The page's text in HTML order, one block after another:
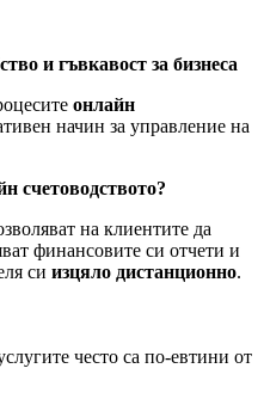
и гъвкавост за бизнеса
онлайн
начин за управление на
счетоводството?
на клиентите да
финансовите си отчети и
си изцяло дистанционно.
често са по-евтини от